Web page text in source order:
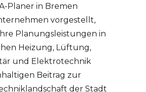
Planer in Bremen
vorgestellt,
Planungsleistungen in
Heizung, Lüftung,
und Elektrotechnik
Beitrag zur
der Stadt